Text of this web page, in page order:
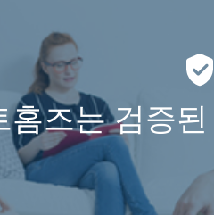
홈즈는 검증